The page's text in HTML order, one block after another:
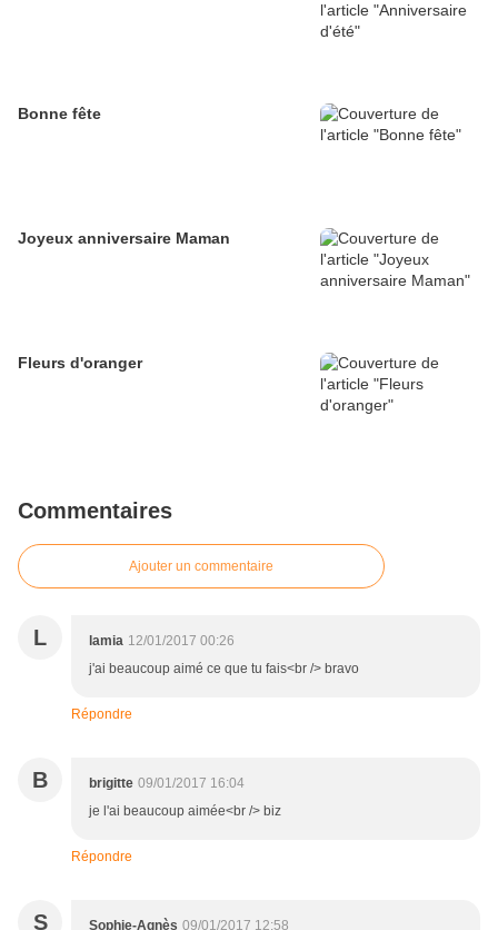
Bonne fête
Joyeux anniversaire Maman
Fleurs d'oranger
Commentaires
Ajouter un commentaire
L lamia 12/01/2017 00:26
j'ai beaucoup aimé ce que tu fais<br /> bravo
Répondre
B brigitte 09/01/2017 16:04
je l'ai beaucoup aimée<br /> biz
Répondre
S Sophie-Agnès 09/01/2017 12:58